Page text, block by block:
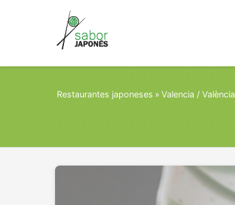
Restaurantes japoneses » Valencia / València